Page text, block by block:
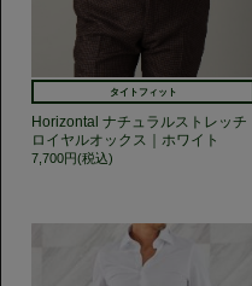
タイトフィット
Horizontal ナチュラルストレッチ
ロイヤルオックス｜ホワイト
7,700円(税込)